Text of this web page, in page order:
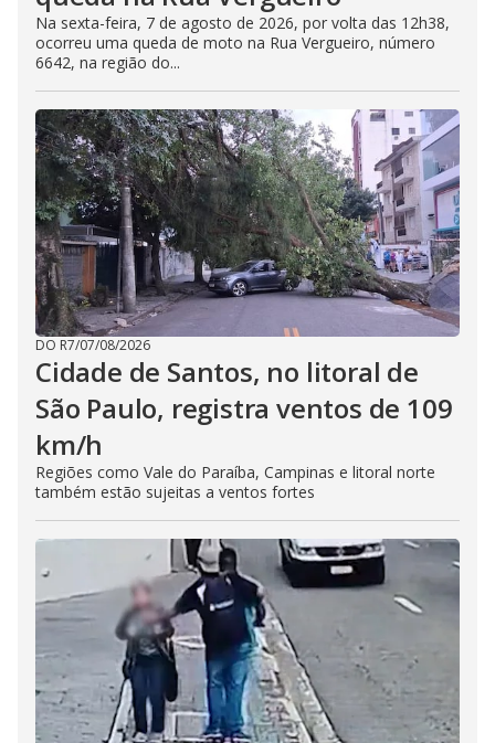
Na sexta-feira, 7 de agosto de 2026, por volta das 12h38,
ocorreu uma queda de moto na Rua Vergueiro, número
6642, na região do...
DO R7/07/08/2026
Cidade de Santos, no litoral de
São Paulo, registra ventos de 109
km/h
Regiões como Vale do Paraíba, Campinas e litoral norte
também estão sujeitas a ventos fortes